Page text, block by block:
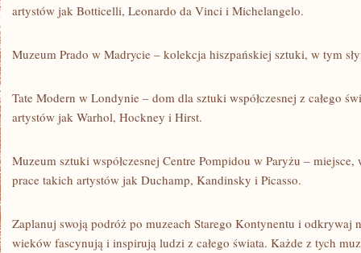
artystów ‍jak Botticelli, Leonardo da Vinci i Michelangelo.
Muzeum Prado w Madrycie – kolekcja hiszpańskiej sztuki,‍ w tym⁢
Tate Modern w Londynie – dom dla sztuki współczesnej z całego
artystów jak⁣ Warhol, Hockney i Hirst.
Muzeum sztuki współczesnej ⁢Centre Pompidou w​ Paryżu –
prace ​takich artystów ⁤jak Duchamp, Kandinsky i Picasso.
Zaplanuj swoją⁢ podróż po muzeach Starego Kontynentu i odkrywaj‍
wieków fascynują‌ i inspirują ⁣ludzi z całego świata. Każde z tych